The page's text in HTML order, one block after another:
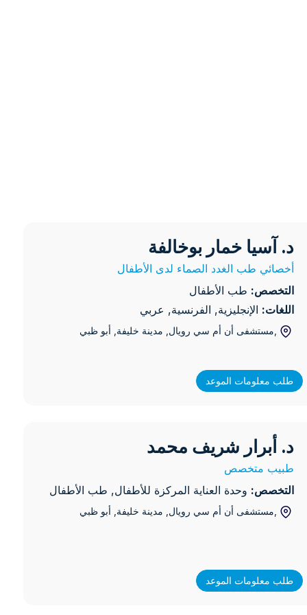
آسيا خمار بوخالفة
د. آسيا خمار بوخالفة
أخصائي طب الغدد الصماء لدى الأطفال
التخصص: طب الأطفال
اللغات: الإنجليزية, الفرنسية, عربي
,مستشفى أن أم سي رويال, مدينة خليفة , أبو ظبي
طلب معلومات الموعد
أبرار شريف محمد
د. أبرار شريف محمد
طبيب متخصص
التخصص: وحدة العناية المركزة للأطفال, طب الأطفال
,مستشفى أن أم سي رويال, مدينة خليفة , أبو ظبي
طلب معلومات الموعد